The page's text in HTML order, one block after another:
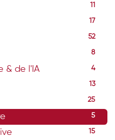
17
52
8
& de l'IA 4
13
25
5
15